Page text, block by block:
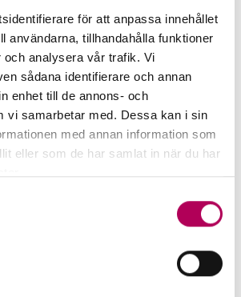
för att anpassa innehållet
användarna, tillhandahålla funktioner
och analysera vår trafik. Vi
sådana identifierare och annan
enhet till de annons- och
vi samarbetar med. Dessa kan i sin
med annan information som
eller som de har samlat in när du har
och medelstora företag, säger
, affärsområdeschef SME och
har arbetat på EKN sedan 2008 i
underwriter, senior
biträdande kundteamschef.
han flertalalet år inom den
bland annat
gruppchef till att i stället